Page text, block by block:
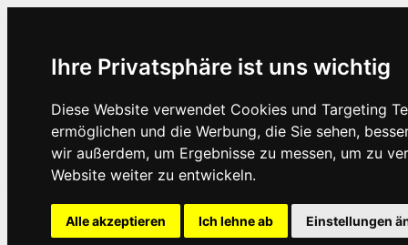
Ihre Privatsphäre ist uns wichtig
Diese Website verwendet Cookies und Targeting
ermöglichen und die Werbung, die Sie sehen,
wir außerdem, um Ergebnisse zu messen, um zu
Website weiter zu entwickeln.
Alle akzeptieren Ich lehne ab Einstellungen